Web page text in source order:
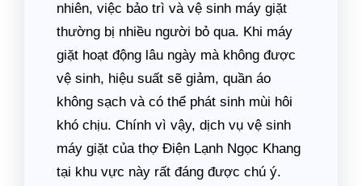
nhiên, việc bảo trì và vệ sinh máy giặt
thường bị nhiều người bỏ qua. Khi máy
giặt hoạt động lâu ngày mà không được
vệ sinh, hiệu suất sẽ giảm, quần áo
không sạch và có thể phát sinh mùi hôi
khó chịu. Chính vì vậy, dịch vụ vệ sinh
máy giặt của thợ Điện Lạnh Ngọc Khang
tại khu vực này rất đáng được chú ý.